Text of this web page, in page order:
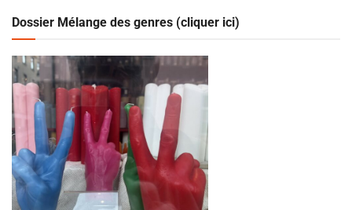
Dossier Mélange des genres (cliquer ici)